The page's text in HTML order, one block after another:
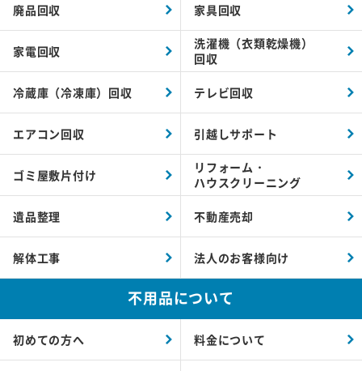
廃品回収 家具回収
家電回収
洗濯機（衣類乾燥機）
回収
冷蔵庫（冷凍庫）回収 テレビ回収
エアコン回収 引越しサポート
ゴミ屋敷片付け
リフォーム・
ハウスクリーニング
遺品整理 不動産売却
解体工事 法人のお客様向け
不用品について
初めての方へ 料金について